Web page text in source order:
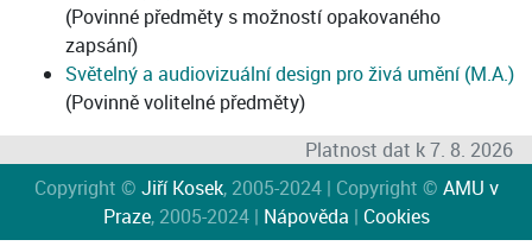
(Povinné předměty s možností opakovaného
zapsání)
Světelný a audiovizuální design pro živá umění (M.A.)
(Povinně volitelné předměty)
Platnost dat k 7. 8. 2026
Copyright © Jiří Kosek, 2005-2024 | Copyright © AMU v
Praze, 2005-2024 | Nápověda | Cookies